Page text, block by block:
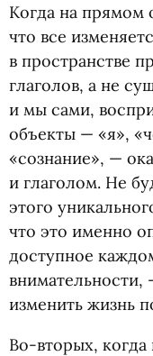
Когда на прямом
что все
в пространстве
глаголов, а не
и мы сами,
объекты — «я»,
«сознание», —
и глаголом. Не
этого
что это именно
доступное
изменить жизнь
Во-вторых,